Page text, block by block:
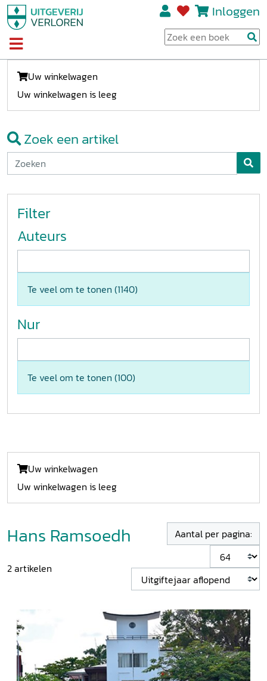
Inloggen
Uw winkelwagen
Uw winkelwagen is leeg
Zoek een artikel
Filter
Auteurs
Te veel om te tonen (1140)
Nur
Te veel om te tonen (100)
Uw winkelwagen
Uw winkelwagen is leeg
Hans Ramsoedh
2artikelen
Aantal per pagina: